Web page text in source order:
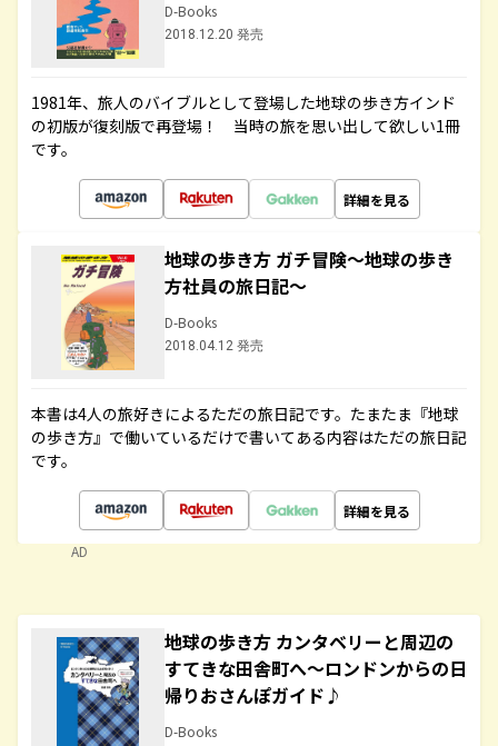
D-Books
2018.12.20 発売
1981年、旅人のバイブルとして登場した地球の歩き方インド
の初版が復刻版で再登場！ 当時の旅を思い出して欲しい1冊
です。
詳細を見る
地球の歩き方 ガチ冒険～地球の歩き
方社員の旅日記～
D-Books
2018.04.12 発売
本書は4人の旅好きによるただの旅日記です。たまたま『地球
の歩き方』で働いているだけで書いてある内容はただの旅日記
です。
詳細を見る
AD
地球の歩き方 カンタベリーと周辺の
すてきな田舎町へ～ロンドンからの日
帰りおさんぽガイド♪
D-Books